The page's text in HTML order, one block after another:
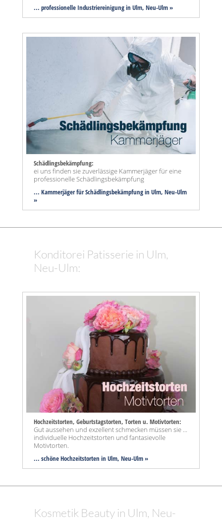
... professionelle Industriereinigung in Ulm, Neu-Ulm »
Schädlingsbekämpfung:
ei uns finden sie zuverlässige Kammerjäger für eine
professionelle Schädlingsbekämpfung
... Kammerjäger für Schädlingsbekämpfung in Ulm, Neu-Ulm
»
Konditorei Patisserie in Ulm,
Neu-Ulm:
Hochzeitstorten, Geburtstagstorten, Torten u. Motivtorten:
Gut aussehen und exzellent schmecken müssen sie ...
individuelle Hochzeitstorten und fantasievolle
Motivtorten.
... schöne Hochzeitstorten in Ulm, Neu-Ulm »
Kosmetik Beauty in Ulm, Neu-